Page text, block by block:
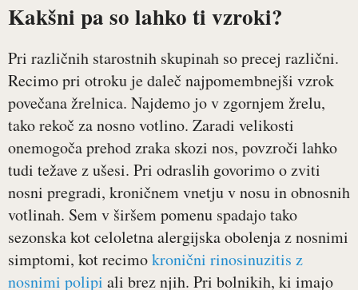
Kakšni pa so lahko ti vzroki?
Pri različnih starostnih skupinah so precej različni.
Recimo pri otroku je daleč najpomembnejši vzrok
povečana žrelnica. Najdemo jo v zgornjem žrelu,
tako rekoč za nosno votlino. Zaradi velikosti
onemogoča prehod zraka skozi nos, povzroči lahko
tudi težave z ušesi. Pri odraslih govorimo o zviti
nosni pregradi, kroničnem vnetju v nosu in obnosnih
votlinah. Sem v širšem pomenu spadajo tako
sezonska kot celoletna alergijska obolenja z nosnimi
simptomi, kot recimokronični rinosinuzitis z
nosnimi polipi ali brez njih. Pri bolnikih, ki imajo